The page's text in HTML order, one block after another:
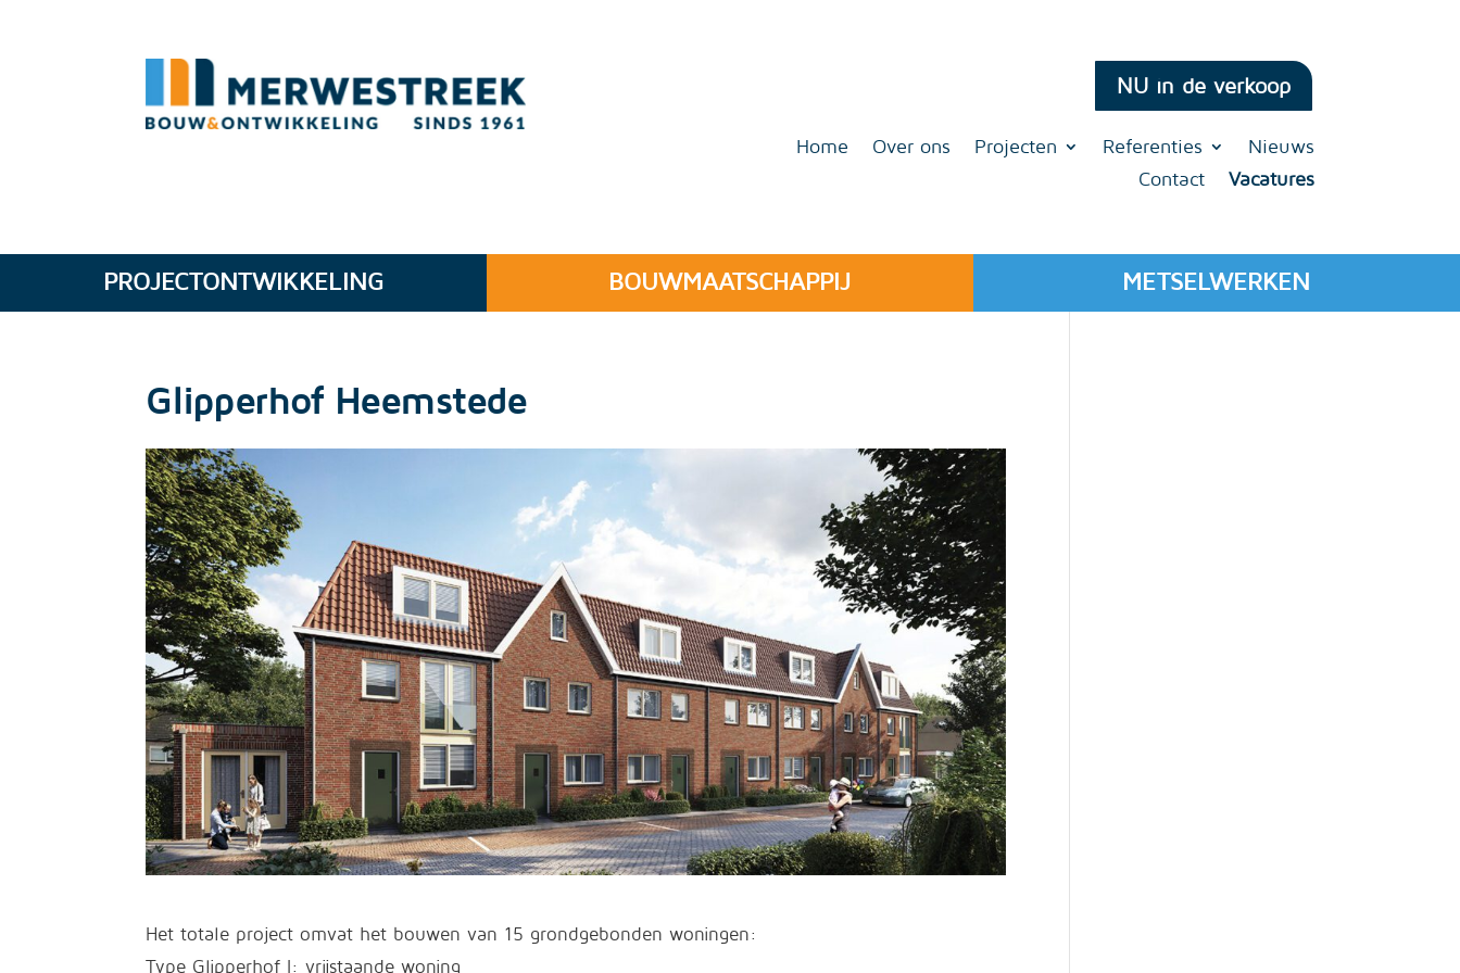
NU in de verkoop
Home Over ons Projecten Referenties
Nieuws
Contact
Vacatures
PROJECTONTWIKKELING BOUWMAATSCHAPPIJ METSELWERKEN
Glipperhof Heemstede
Het totale project omvat het bouwen van 15 grondgebonden woningen:
Type Glipperhof I: vrijstaande woning